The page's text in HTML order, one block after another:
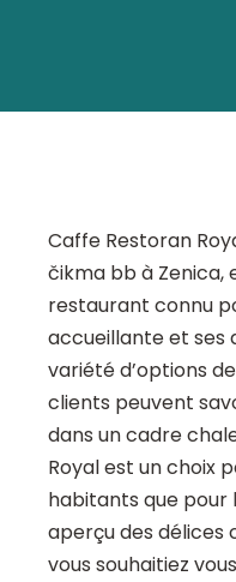
Caffe Restoran
čikma bb à Zenica,
restaurant connu
accueillante et ses
variété d’options
clients peuvent
dans un cadre
Royal est un choix
habitants que pour
aperçu des délices
vous souhaitiez